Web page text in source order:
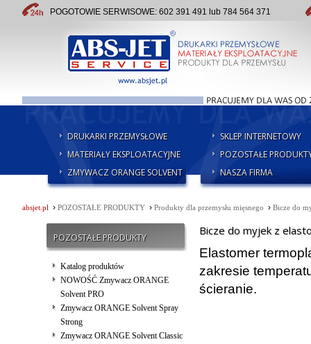
POGOTOWIE SERWISOWE: 602 391 491 lub 784 564 371
DRUKARKI PRZEMYSŁOWE
MATERIAŁY EKSPLOATACYJNE
ZMYWACZ ORANGE SOLVENT
SKLEP INTERNETOWY
POZOSTAŁE
NASZA FIRMA
absjet.pl› POZOSTAŁE PRODUKTY› Produkty dla przemysłu mięsnego › Bicze do
POZOSTAŁE PRODUKTY
Katalog produktów
NOWOŚĆ Zmywacz ORANGE
Solvent PRO
Zmywacz ORANGE Solvent Spray
Strong
Zmywacz ORANGE Solvent Classic
Bicze do myjek z
Elastomer
zakresie
ścieranie.